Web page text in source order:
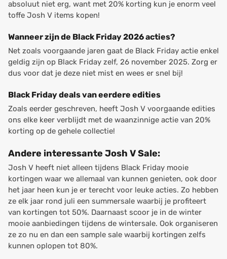
absoluut niet erg, want met 20% korting kun je enorm veel
toffe Josh V items kopen!
Wanneer zijn de Black Friday 2026 acties?
Net zoals voorgaande jaren gaat de Black Friday actie enkel
geldig zijn op Black Friday zelf, 26 november 2025. Zorg er
dus voor dat je deze niet mist en wees er snel bij!
Black Friday deals van eerdere edities
Zoals eerder geschreven, heeft Josh V voorgaande edities
ons elke keer verblijdt met de waanzinnige actie van 20%
korting op de gehele collectie!
Andere interessante Josh V Sale:
Josh V heeft niet alleen tijdens Black Friday mooie
kortingen waar we allemaal van kunnen genieten, ook door
het jaar heen kun je er terecht voor leuke acties. Zo hebben
ze elk jaar rond juli een summersale waarbij je profiteert
van kortingen tot 50%. Daarnaast scoor je in de winter
mooie aanbiedingen tijdens de wintersale. Ook organiseren
ze zo nu en dan een sample sale waarbij kortingen zelfs
kunnen oplopen tot 80%.